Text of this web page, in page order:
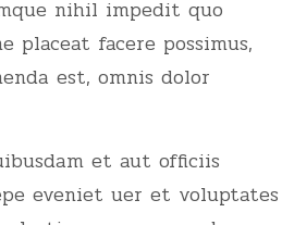
nihil impedit quo
placeat facere possimus,
est, omnis dolor
et aut officiis
eveniet uer et voluptates